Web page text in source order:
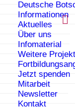
Deutsche
Informationen
Aktuelles
Über uns
Infomaterial
Weitere
Jetzt spenden
Mitarbeit
Newsletter
Kontakt
z.B.: Türkei, Diyarbakır
Seit wann bist du
z.B.: seit 2 Wochen